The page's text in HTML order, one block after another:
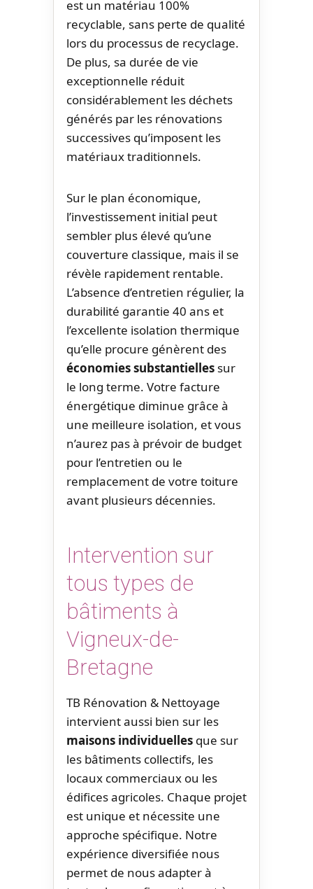
est un matériau 100%
recyclable, sans perte de qualité
lors du processus de recyclage.
De plus, sa durée de vie
exceptionnelle réduit
considérablement les déchets
générés par les rénovations
successives qu’imposent les
matériaux traditionnels.
Sur le plan économique,
l’investissement initial peut
sembler plus élevé qu’une
couverture classique, mais il se
révèle rapidement rentable.
L’absence d’entretien régulier, la
durabilité garantie 40 ans et
l’excellente isolation thermique
qu’elle procure génèrent des
économies substantielles sur
le long terme. Votre facture
énergétique diminue grâce à
une meilleure isolation, et vous
n’aurez pas à prévoir de budget
pour l’entretien ou le
remplacement de votre toiture
avant plusieurs décennies.
Intervention sur
tous types de
bâtiments à
Vigneux-de-
Bretagne
TB Rénovation & Nettoyage
intervient aussi bien sur les
maisons individuelles que sur
les bâtiments collectifs, les
locaux commerciaux ou les
édifices agricoles. Chaque projet
est unique et nécessite une
approche spécifique. Notre
expérience diversifiée nous
permet de nous adapter à